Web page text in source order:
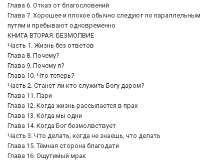
Глава 6. Отказ от благословений
Глава 7. Хорошее и плохое обычно следуют по параллельным
путям и пребывают одновременно
КНИГА ВТОРАЯ. БЕЗМОЛВИЕ
Часть 1. Жизнь без ответов
Глава 8. Почему?
Глава 9. Почему я?
Глава 10. Что теперь?
Часть 2. Станет ли кто служить Богу даром?
Глава 11. Пари
Глава 12. Когда жизнь рассыпается в прах
Глава 13. Когда мы одни
Глава 14. Когда Бог безмолвствует
Часть 3. Что делать, когда не знаешь, что делать
Глава 15. Тёмная сторона благодати
Глава 16. Ощутимый мрак